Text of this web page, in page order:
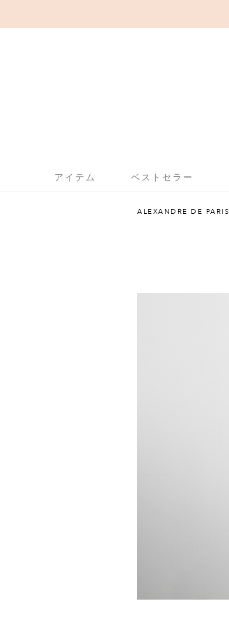
アイテム ベストセラー
ALEXANDRE DE PARIS